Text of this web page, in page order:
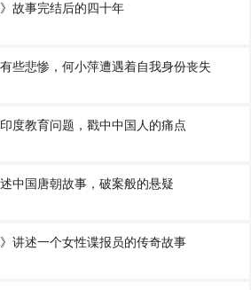
故事完结后的四十年
些悲惨，何小萍遭遇着自我身份丧失
度教育问题，戳中中国人的痛点
中国唐朝故事，破案般的悬疑
讲述一个女性谍报员的传奇故事